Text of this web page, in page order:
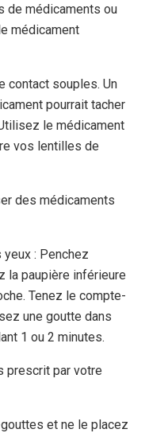
de médicaments ou
médicament
contact souples. Un
pourrait tacher
le médicament
vos lentilles de
des médicaments
: Penchez
la paupière inférieure
Tenez le compte-
une goutte dans
1 ou 2 minutes.
prescrit par votre
et ne le placez